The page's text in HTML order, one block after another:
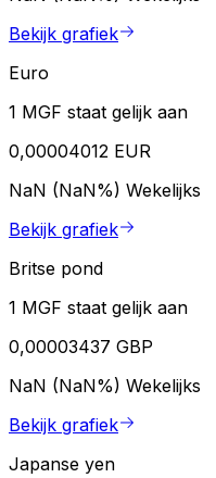
Bekijk grafiek
Euro
1 MGF staat gelijk aan
0,00004012 EUR
NaN (NaN%) Wekelijks
Bekijk grafiek
Britse pond
1 MGF staat gelijk aan
0,00003437 GBP
NaN (NaN%) Wekelijks
Bekijk grafiek
Japanse yen